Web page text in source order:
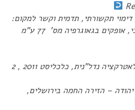
תפיסת מקום, דימוי תקשורתי, תדמית וקשר למקום:
המקרה של ערי הפיתוח בנגב המערבי, אופקים בגאוגרפיה מס’ 77 ע”מ
ששון ש. השווקים העירונים הופכים לאטרקציה נדל”נית, כלכליסט 2011 , 2
– הזירה החמה בירושלים,